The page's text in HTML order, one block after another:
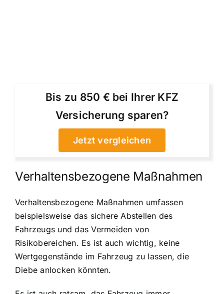
Bis zu 850 € bei Ihrer KFZ
Versicherung sparen?
Jetzt vergleichen
Verhaltensbezogene Maßnahmen
Verhaltensbezogene Maßnahmen umfassen
beispielsweise das sichere Abstellen des
Fahrzeugs und das Vermeiden von
Risikobereichen. Es ist auch wichtig, keine
Wertgegenstände im Fahrzeug zu lassen, die
Diebe anlocken könnten.